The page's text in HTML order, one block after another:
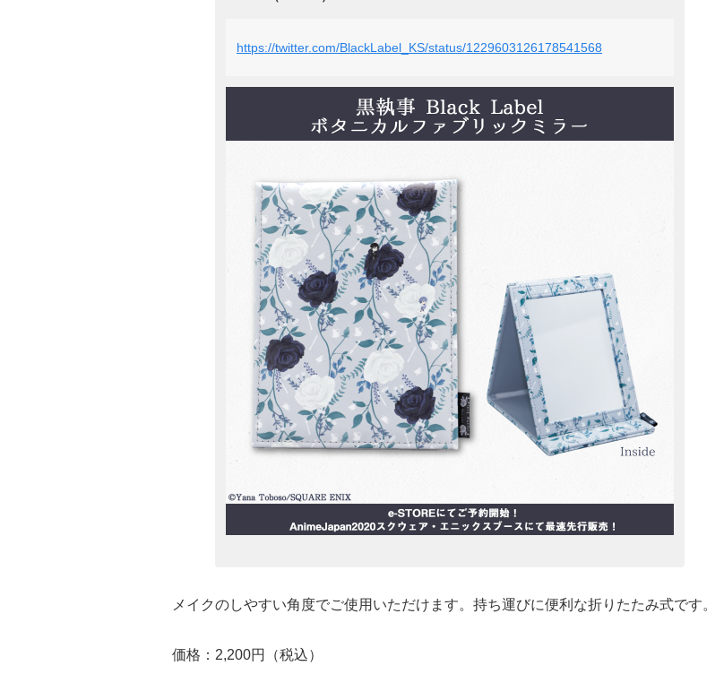
https://twitter.com/BlackLabel_KS/status/1229603126178541568
メイクのしやすい角度でご使用いただけます。持ち運びに便利な折りたたみ式です。
価格：2,200円（税込）